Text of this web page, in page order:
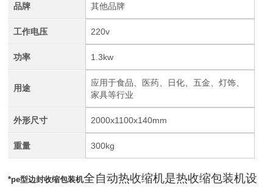
品牌 其他品牌
工作电压 220v
功率 1.3kw
用途
应用于食品、医药、日化、五金、灯饰、
家具等行业
外形尺寸 2000x1100x140mm
重量 300kg
*pe型边封收缩包装机全自动热收缩机是热收缩包装机设